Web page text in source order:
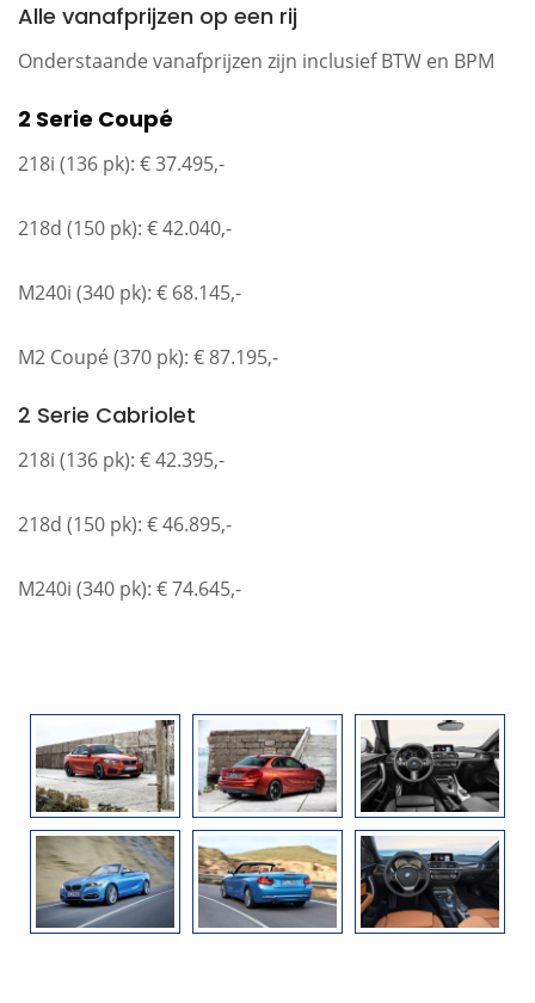
Alle vanafprijzen op een rij
Onderstaande vanafprijzen zijn inclusief BTW en BPM
2 Serie Coupé
218i (136 pk): € 37.495,-
218d (150 pk): € 42.040,-
M240i (340 pk): € 68.145,-
M2 Coupé (370 pk): € 87.195,-
2 Serie Cabriolet
218i (136 pk): € 42.395,-
218d (150 pk): € 46.895,-
M240i (340 pk): € 74.645,-